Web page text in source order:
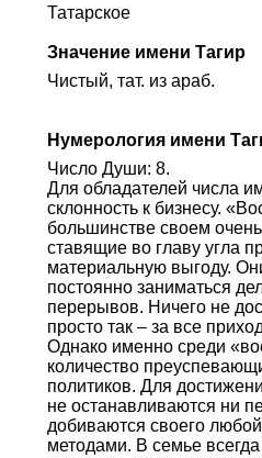
Татарское
Значение имени Тагир
Чистый, тат. из араб.
Нумерология имени
Число Души: 8.
Для обладателей числа
склонность к бизнесу.
большинстве своем
ставящие во главу угла
материальную выгоду.
постоянно заниматься
перерывов. Ничего не
просто так – за все
Однако именно среди
количество
политиков. Для
не останавливаются ни
добиваются своего
методами. В семье